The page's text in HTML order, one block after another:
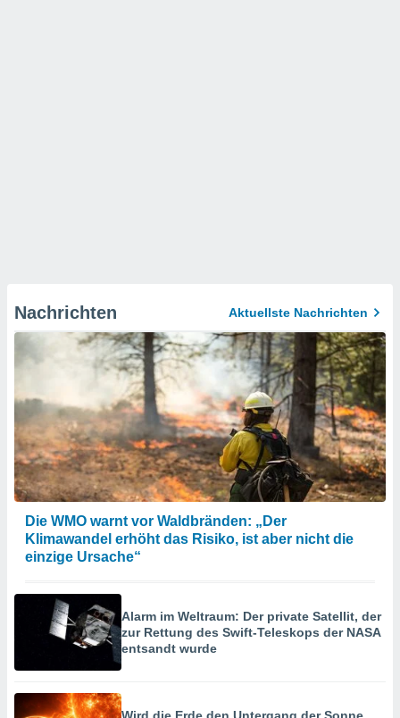
Nachrichten Aktuellste Nachrichten
Die WMO warnt vor Waldbränden: „Der
Klimawandel erhöht das Risiko, ist aber nicht die
einzige Ursache“
Alarm im Weltraum: Der private Satellit, der
zur Rettung des Swift-Teleskops der NASA
entsandt wurde